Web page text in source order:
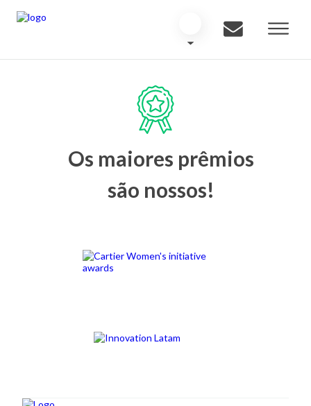
Os maiores prêmios
são nossos!